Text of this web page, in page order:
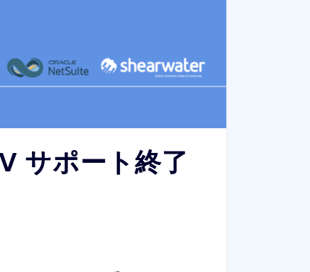
サポート終了